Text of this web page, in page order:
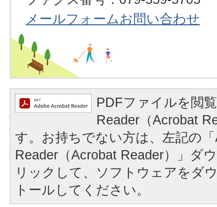
メールフォームお問い合わせ
PDFファイルを閲
Reader（Acrobat
す。お持ちでない方は、左記の
Reader（Acrobat Reader）」ダ
リックして、ソフトウェアをダ
トールしてください。